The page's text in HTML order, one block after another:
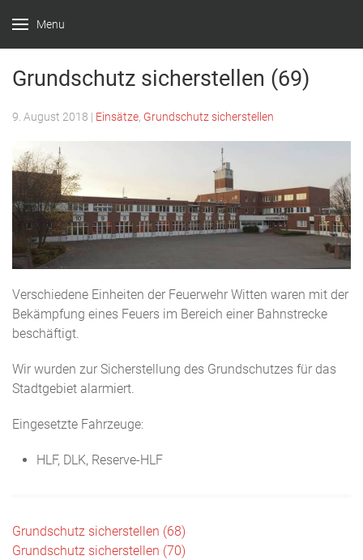
Menu
Witten –
Löscheinheit
Bommern
Grundschutz sicherstellen (69)
9. August 2018 | Einsätze Grundschutz sicherstellen
Verschiedene Einheiten der Feuerwehr Witten waren mit der
Bekämpfung eines Feuers im Bereich einer Bahnstrecke
beschäftigt.
Wir wurden zur Sicherstellung des Grundschutzes für das
Stadtgebiet alarmiert.
Eingesetzte Fahrzeuge:
HLF, DLK, Reserve-HLF
Beitragsnavigation
Grundschutz sicherstellen (68)
Grundschutz sicherstellen (70)